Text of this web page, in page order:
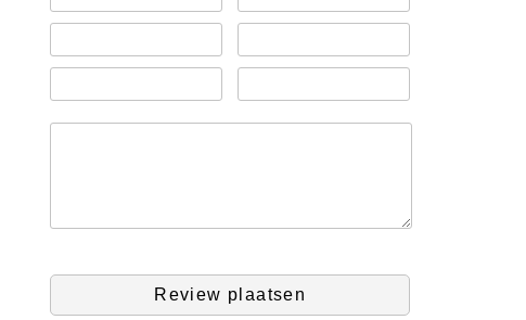
Review plaatsen